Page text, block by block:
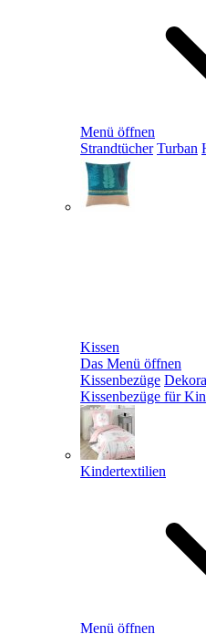
Menü öffnen
Strandtücher Turban
Kissen
Das Menü öffnen
Kissenbezüge
Kissenbezüge für
Kindertextilien
Menü öffnen